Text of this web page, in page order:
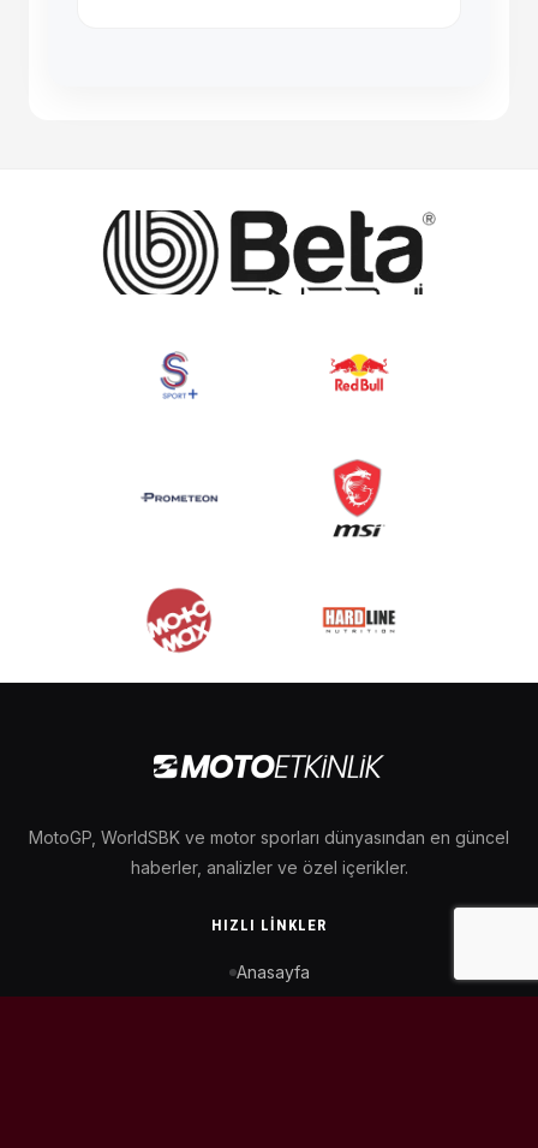
MotoGP, WorldSBK ve motor sporları dünyasından en güncel
haberler, analizler ve özel içerikler.
HIZLI LINKLER
Anasayfa